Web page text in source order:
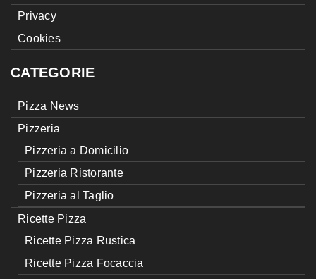
Privacy
Cookies
CATEGORIE
Pizza News
Pizzeria
Pizzeria a Domicilio
Pizzeria Ristorante
Pizzeria al Taglio
Ricette Pizza
Ricette Pizza Rustica
Ricette Pizza Focaccia